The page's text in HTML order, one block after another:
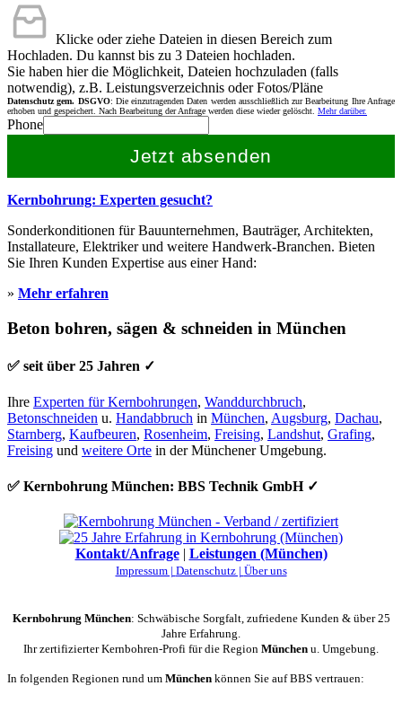
Klicke oder ziehe Dateien in diesen Bereich zum
Hochladen. Du kannst bis zu 3 Dateien hochladen.
Sie haben hier die Möglichkeit, Dateien hochzuladen (falls
notwendig), z.B. Leistungsverzeichnis oder Fotos/Pläne
Datenschutz gem. DSGVO: Die einzutragenden Daten werden ausschließlich zur Bearbeitung Ihre Anfrage
erhoben und gespeichert. Nach Bearbeitung der Anfrage werden diese wieder gelöscht. Mehr darüber.
Phone
Jetzt absenden
Kernbohrung: Experten gesucht?
Sonderkonditionen für Bauunternehmen, Bauträger, Architekten,
Installateure, Elektriker und weitere Handwerk-Branchen. Bieten
Sie Ihren Kunden Expertise aus einer Hand:
» Mehr erfahren
Beton bohren, sägen & schneiden in München
✅ seit über 25 Jahren ✓
Ihre Experten für Kernbohrungen, Wanddurchbruch,
Betonschneiden u. Handabbruch in München, Augsburg, Dachau,
Starnberg, Kaufbeuren, Rosenheim, Freising, Landshut, Grafing,
Freising und weitere Orte in der Münchener Umgebung.
✅ Kernbohrung München: BBS Technik GmbH ✓
Kontakt/Anfrage| Leistungen (München)
Impressum | Datenschutz | Über uns
Kernbohrung München: Schwäbische Sorgfalt, zufriedene Kunden & über 25
Jahre Erfahrung.
Ihr zertifizierter Kernbohren-Profi für die Region München u. Umgebung.
In folgenden Regionen rund um München können Sie auf BBS vertrauen: